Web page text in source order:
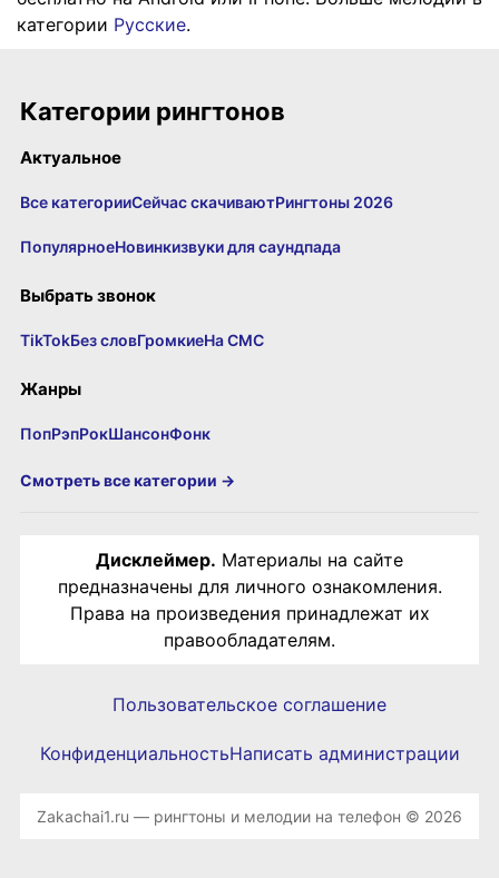
категории Русские.
Категории рингтонов
Актуальное
Все категорииСейчас скачиваютРингтоны 2026
ПопулярноеНовинкизвуки для саундпада
Выбрать звонок
TikTokБез словГромкиеНа СМС
Жанры
ПопРэпРокШансонФонк
Смотреть все категории →
Дисклеймер. Материалы на сайте
предназначены для личного ознакомления.
Права на произведения принадлежат их
правообладателям.
Пользовательское соглашение
КонфиденциальностьНаписать администрации
Zakachai1.ru — рингтоны и мелодии на телефон © 2026